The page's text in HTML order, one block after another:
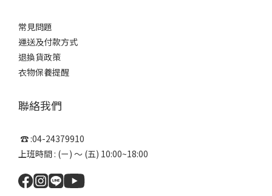
常見問題
運送及付款方式
退換貨政策
衣物保養提醒
聯絡我們
☎ :04-24379910
上班時間 : (ㄧ) ～ (五) 10:00~18:00